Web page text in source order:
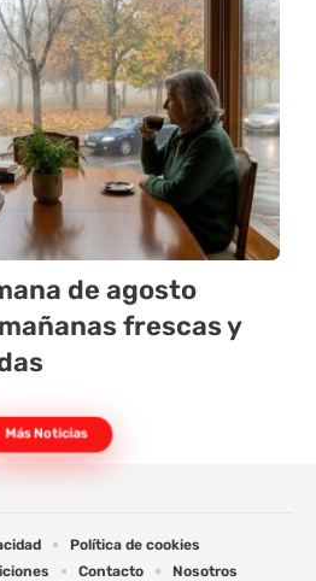
de agosto
frescas y
Más Noticias
Política de cookies
Contacto Nosotros